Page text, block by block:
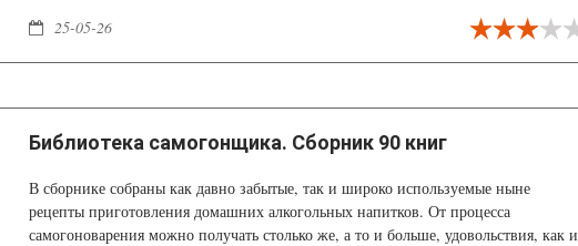
25-05-26
Библиотека самогонщика. Сборник 90 книг
В сборнике собраны как давно забытые, так и широко используемые ныне
рецепты приготовления домашних алкогольных напитков. От процесса
самогоноварения можно получать столько же, а то и больше, удовольствия, как и